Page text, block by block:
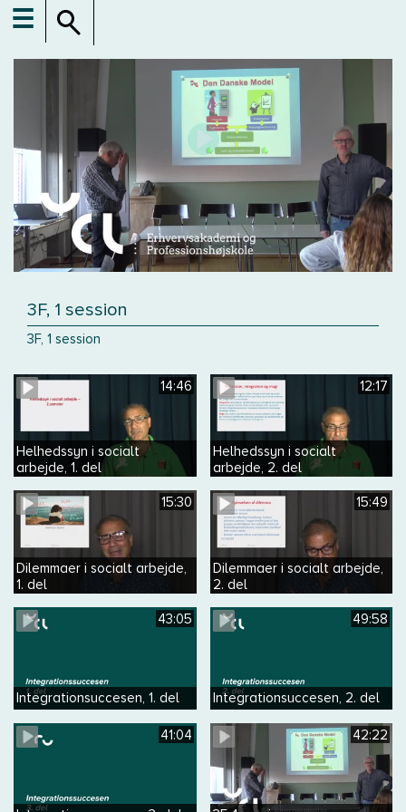
☰
3F, 1 session
3F, 1 session
14:46
Helhedssyn i socialt
arbejde, 1. del
12:17
Helhedssyn i socialt
arbejde, 2. del
15:30
Dilemmaer i socialt arbejde,
1. del
15:49
Dilemmaer i socialt arbejde,
2. del
43:05
Integrationsuccesen, 1. del
49:58
Integrationsuccesen, 2. del
41:04 42:22